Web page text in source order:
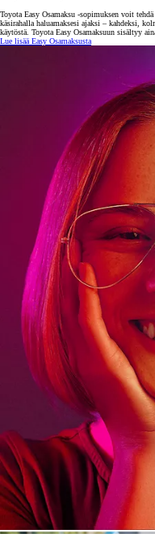
Toyota Easy Osamaksu -sopimuksen voit
käsirahalla haluamaksesi ajaksi – kahdeksi,
käytöstä. Toyota Easy Osamaksuun sisältyy
Lue lisää Easy Osamaksusta